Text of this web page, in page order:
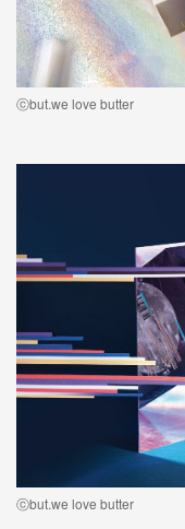
ⓒbut.we love butter
ⓒbut.we love butter